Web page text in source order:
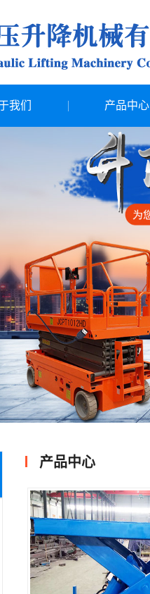
我们 产品中心
产品中心